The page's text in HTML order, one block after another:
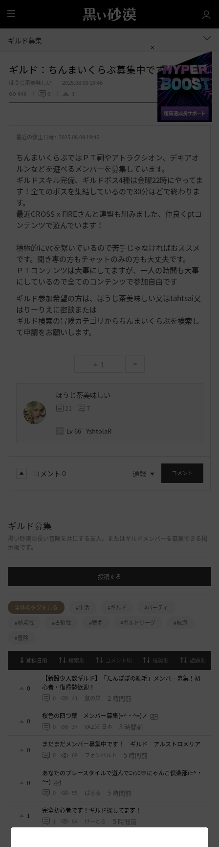
全
体
ギルド募集
ギルド：ちんまいくらぶ募集中です
ほうじ茶美味しい
2025.08.09 19:46
948
0 1
お
入
り
共有する
最近の修正日時 : 2025.08.09 19:46
ちんまいくらぶではＰＴ祠やアトラクシオン、デキアオ
ルンなどを遊べるメンバーを募集しています。
ギルドスキル完備、ギルドボス4種は金曜22時にやってま
す！全てのボスを集結しているので30分ほどで終わりま
す。
最近CROSSⅹFIREさんと連盟も組みました、仲良くptコ
ンテンツで遊んでいます！
積極的にvcを繋いでいるので苦手じゃなければおススメ
です。聞き専の方もチャットのみの方も大丈夫です。
ＰＴコンテンツは大事にしてますが、一人の時間も大事
にしているので全てのコンテンツで参加自由です
ギルド参加希望の方は、ほうじ茶美味しい又はtahtsai又
はりーりえに密談または
ギルド検索の冒険カテゴリからちんまいくらぶを検索し
て申請をお願いします。
1
ほうじ茶美味しい
21 7
Lv 66 YshtolaR
コメント 0 通報 コメント
ギルド募集
黒い砂漠の長い冒険を共にする友人、またはギルドメンバーを募集できる掲
示板です。
投稿する
全体のタグを見る #生活 #ギルド
#パーティ
#拠点戦
#占領戦 #戦闘 #ギルドリーグ
#航海
#冒険
登録日順 検索順 コメント順 推奨順 話題順
0
【新設少人数ギルド】「たんぽぽの綿毛」メンバー募集！初
心者・復帰勢歓迎！
0 41 鼠の巣 2 時間前
0
桜色の四つ葉 メンバー募集(=^・^=)ノ
0 37 VAZ光-日本 3 時間前
0
まだまだメンバー募集中です！ ギルド アルストロメリア
0 69 フォンバルト 5 時間前
0
あなたのプレースタイルで遊んでﾆｬﾝｺ💛にゃんこ倶楽部(=^・
^=)
0 55 ぱるる 5 時間前
1
完全初心者です！ギルド探してます！
1 84 けーとら 5 時間前